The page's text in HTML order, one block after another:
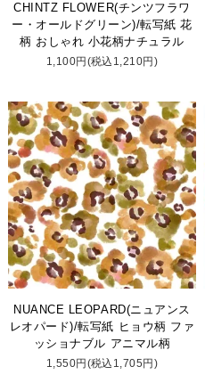
CHINTZ FLOWER(チンツフラワ
ー・オールドグリーン)/転写紙 花
柄 おしゃれ 小花柄ナチュラル
1,100円(税込1,210円)
NUANCE LEOPARD(ニュアンス
レオパード)/転写紙 ヒョウ柄 ファ
ッショナブル アニマル柄
1,550円(税込1,705円)